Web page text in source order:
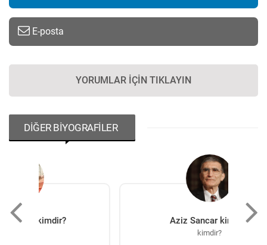
E-posta
YORUMLAR İÇIN TIKLAYIN
DİĞER BİYOGRAFİLER